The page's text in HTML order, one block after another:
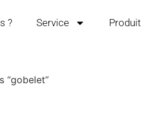
? Service Produit
“gobelet”